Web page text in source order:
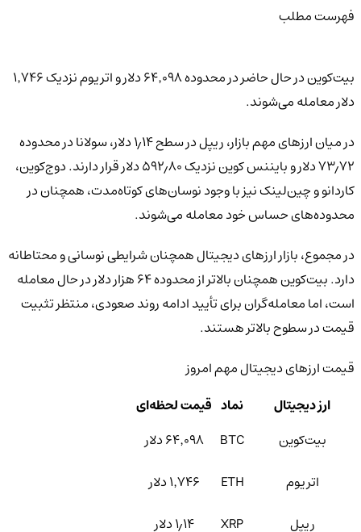
فهرست مطلب
بیت‌کوین در حال حاضر در محدوده ۶۴٬۰۹۸ دلار و اتریوم نزدیک ۱٬۷۴۶
دلار معامله می‌شوند.
در میان ارزهای مهم بازار، ریپل در سطح ۱٫۱۴ دلار، سولانا در محدوده
۷۳٫۷۲ دلار و بایننس کوین نزدیک ۵۹۲٫۸۰ دلار قرار دارند. دوج‌کوین،
کاردانو و چین‌لینک نیز با وجود نوسان‌های کوتاه‌مدت، همچنان در
محدوده‌های حساس خود معامله می‌شوند.
در مجموع، بازار ارزهای دیجیتال همچنان شرایطی نوسانی و محتاطانه
دارد. بیت‌کوین همچنان بالاتر از محدوده ۶۴ هزار دلار در حال معامله
است، اما معامله‌گران برای تأیید ادامه روند صعودی، منتظر تثبیت
قیمت در سطوح بالاتر هستند.
قیمت ارزهای دیجیتال مهم امروز
ارز دیجیتال
نماد
قیمت لحظه‌ای
بیت‌کوین
BTC
۶۴٬۰۹۸ دلار
اتریوم
ETH
۱٬۷۴۶ دلار
ریپل
XRP
۱٫۱۴ دلار